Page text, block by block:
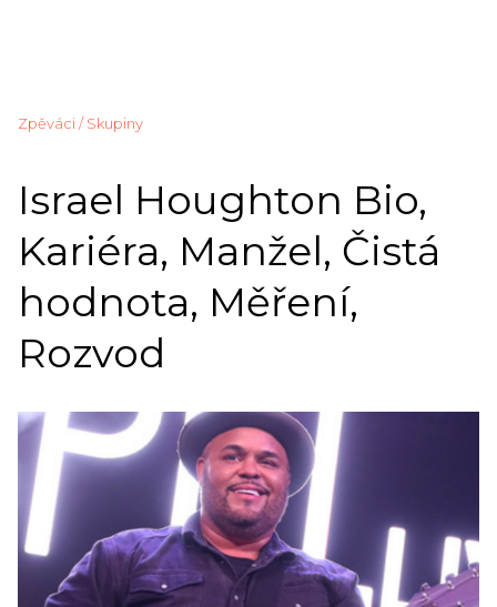
Zpěváci / Skupiny
Israel Houghton Bio,
Kariéra, Manžel, Čistá
hodnota, Měření,
Rozvod